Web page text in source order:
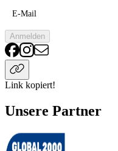
E-Mail
Anmelden
Link kopiert!
Unsere Partner